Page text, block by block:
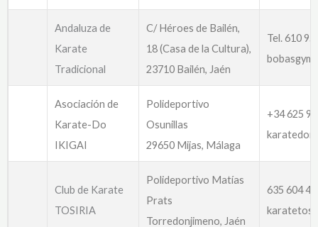
Andaluza de
Karate
Tradicional
C/ Héroes de Bailén,
18 (Casa de la Cultura),
23710 Bailén, Jaén
Tel. 610
Asociación de
Karate-Do
IKIGAI
Polideportivo
Osunillas
29650 Mijas, Málaga
+34 625
Club de Karate
TOSIRIA
Polideportivo Matías
Prats
Torredonjimeno, Jaén
635 604